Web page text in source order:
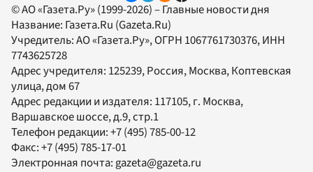
© АО «Газета.Ру» (1999-2026) – Главные новости дня
Название: Газета.Ru (Gazeta.Ru)
Учредитель:АО «Газета.Ру», ОГРН 1067761730376, ИНН
7743625728
Адрес учредителя: 125239, Россия, Москва, Коптевская
улица, дом 67
Адрес редакции и издателя: 117105, г. Москва,
Варшавское шоссе, д.9, стр.1
Телефон редакции:+7 (495) 785-00-12
Факс:+7 (495) 785-17-01
Электронная почта: gazeta@gazeta.ru